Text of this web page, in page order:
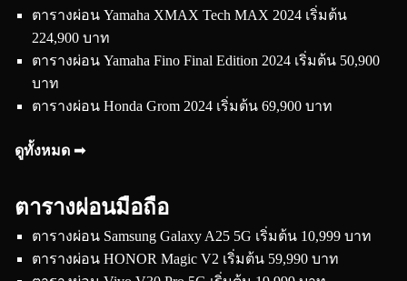
ตารางผ่อน Yamaha XMAX Tech MAX 2024 เริ่มต้น
224,900 บาท
ตารางผ่อน Yamaha Fino Final Edition 2024 เริ่มต้น 50,900
บาท
ตารางผ่อน Honda Grom 2024 เริ่มต้น 69,900 บาท
ดูทั้งหมด ➟
ตารางผ่อนมือถือ
ตารางผ่อน Samsung Galaxy A25 5G เริ่มต้น 10,999 บาท
ตารางผ่อน HONOR Magic V2 เริ่มต้น 59,990 บาท